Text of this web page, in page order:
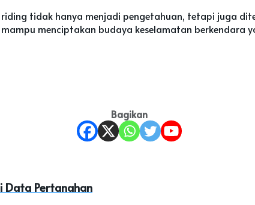
tidak hanya menjadi pengetahuan, tetapi juga
menciptakan budaya keselamatan berkendara
Bagikan
Data Pertanahan